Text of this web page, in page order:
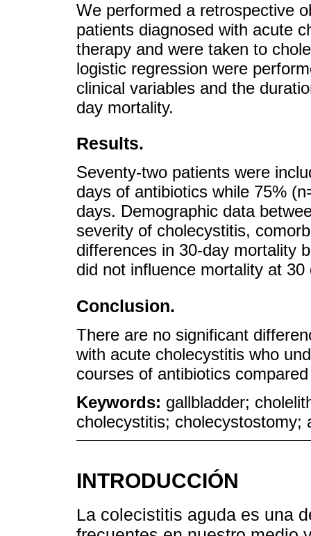
We performed a retrospective
patients diagnosed with acute
therapy and were taken to
logistic regression were
clinical variables and the
day mortality.
Results.
Seventy-two patients were
days of antibiotics while 75%
days. Demographic data
severity of cholecystitis,
differences in 30-day mortality
did not influence mortality at
Conclusion.
There are no significant
with acute cholecystitis who
courses of antibiotics
Keywords: gallbladder;
cholecystitis; cholecystostomy;
INTRODUCCIÓN
La colecistitis aguda es una